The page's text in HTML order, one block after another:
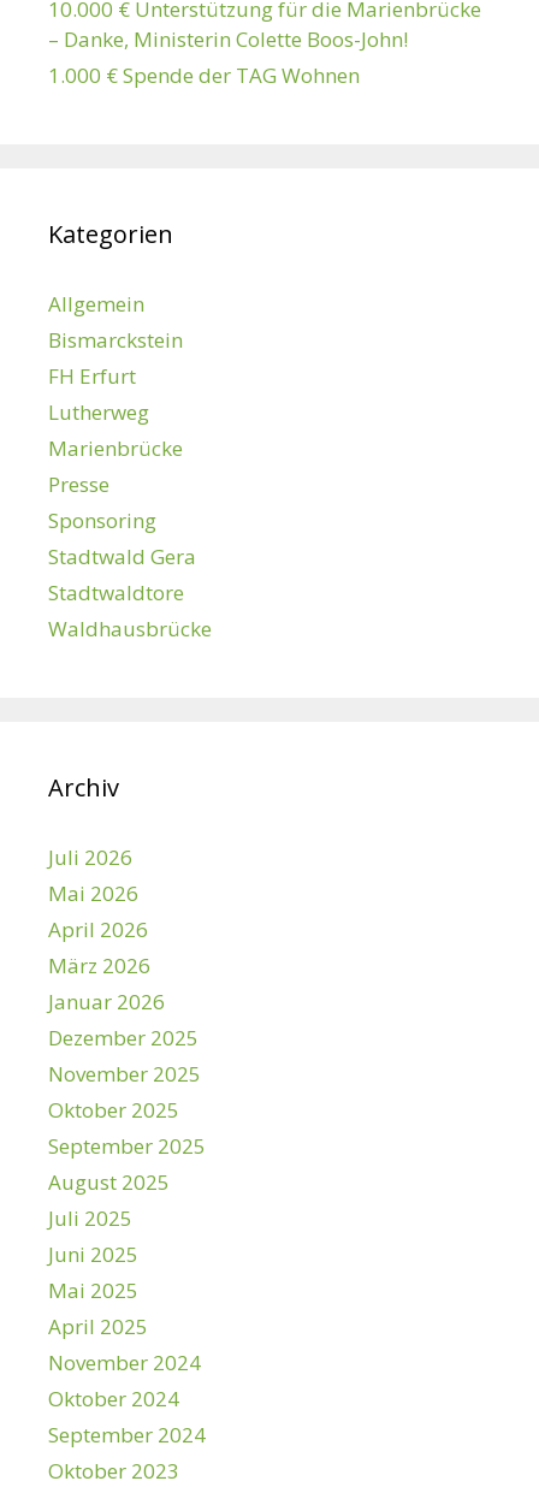
10.000 € Unterstützung für die Marienbrücke
– Danke, Ministerin Colette Boos-John!
1.000 € Spende der TAG Wohnen
Kategorien
Allgemein
Bismarckstein
FH Erfurt
Lutherweg
Marienbrücke
Presse
Sponsoring
Stadtwald Gera
Stadtwaldtore
Waldhausbrücke
Archiv
Juli 2026
Mai 2026
April 2026
März 2026
Januar 2026
Dezember 2025
November 2025
Oktober 2025
September 2025
August 2025
Juli 2025
Juni 2025
Mai 2025
April 2025
November 2024
Oktober 2024
September 2024
Oktober 2023